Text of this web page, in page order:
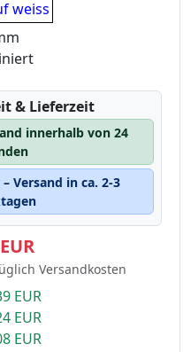
weiss
& Lieferzeit
innerhalb von 24
Versand in ca. 2-3
Versandkosten
EUR
EUR
EUR